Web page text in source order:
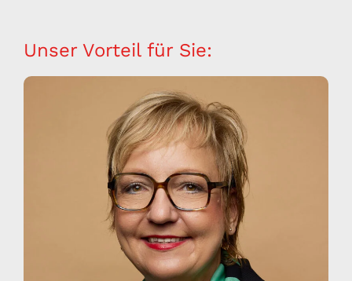
Unser Vorteil für Sie: